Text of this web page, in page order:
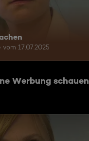
vom 17.07.2025
Werbung schauen